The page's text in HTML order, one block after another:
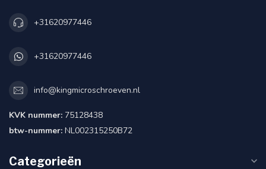
+31620977446
+31620977446
info@kingmicroschroeven.nl
KVK nummer: 75128438
btw-nummer: NL002315250B72
Categorieën